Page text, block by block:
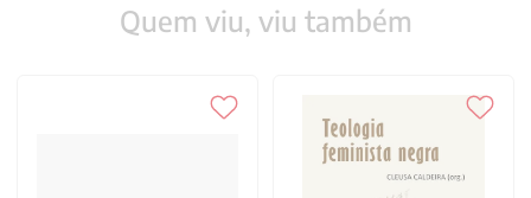
Quem viu, viu também